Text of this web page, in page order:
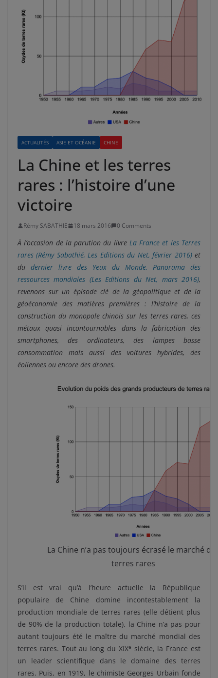
ACTUALITÉS ASIE ET OCÉANIE CHINE
La Chine et les terres
rares : l’histoire d’une
victoire
Rémy SABATHIE 18 mars 2016 0 Comments
À l’occasion de la parution du livre La France et les Terres
rares (Rémy Sabathié, Les Editions du Net, février 2016)et
du dernier livre des Yeux du Monde, Panorama des
ressources mondiales (Les Editions du Net, mars 2016),
revenons sur un épisode clé de la géopolitique et de la
géoéconomie des matières premières : l’histoire de la
construction du monopole chinois sur les terres rares, ces
métaux quasi incontournables dans la fabrication des
smartphones, des ordinateurs, des lampes basse
consommation mais aussi des voitures hybrides, des
éoliennes ou encore des drones.
La Chine n’a pas toujours écrasé le marché
terres rares
S’il est vrai qu’à l’heure actuelle la République
populaire de Chine domine incontestablement la
production mondiale de terres rares (elle détient plus
de 90% de la production totale), la Chine n’a pas pour
autant toujours été le maître du marché mondial des
terres rares. Tout au long du XIXe siècle, la France est
un leader scientifique dans le domaine des terres
rares. Puis, en 1919, le chimiste Georges Urbain fonde